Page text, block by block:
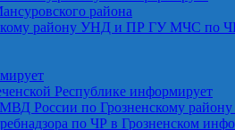
района
району УНД и ПР ГУ МЧС по
Республике информирует
России по Грозненскому
по ЧР в Грозненском